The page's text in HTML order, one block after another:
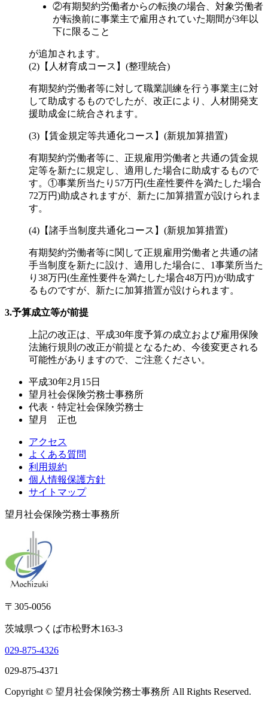
②有期契約労働者からの転換の場合、対象労働者
が転換前に事業主で雇用されていた期間が3年以
下に限ること
が追加されます。
(2)【人材育成コース】(整理統合)
有期契約労働者等に対して職業訓練を行う事業主に対
して助成するものでしたが、改正により、人材開発支
援助成金に統合されます。
(3)【賃金規定等共通化コース】(新規加算措置)
有期契約労働者等に、正規雇用労働者と共通の賃金規
定等を新たに規定し、適用した場合に助成するもので
す。①事業所当たり57万円(生産性要件を満たした場合
72万円)助成されますが、新たに加算措置が設けられま
す。
(4)【諸手当制度共通化コース】(新規加算措置)
有期契約労働者等に関して正規雇用労働者と共通の諸
手当制度を新たに設け、適用した場合に、1事業所当た
り38万円(生産性要件を満たした場合48万円)が助成す
るものですが、新たに加算措置が設けられます。
3.予算成立等が前提
上記の改正は、平成30年度予算の成立および雇用保険
法施行規則の改正が前提となるため、今後変更される
可能性がありますので、ご注意ください。
平成30年2月15日
望月社会保険労務士事務所
代表・特定社会保険労務士
望月 正也
アクセス
よくある質問
利用規約
個人情報保護方針
サイトマップ
望月社会保険労務士事務所
〒305-0056
茨城県つくば市松野木163-3
029-875-4326
029-875-4371
Copyright © 望月社会保険労務士事務所 All Rights Reserved.